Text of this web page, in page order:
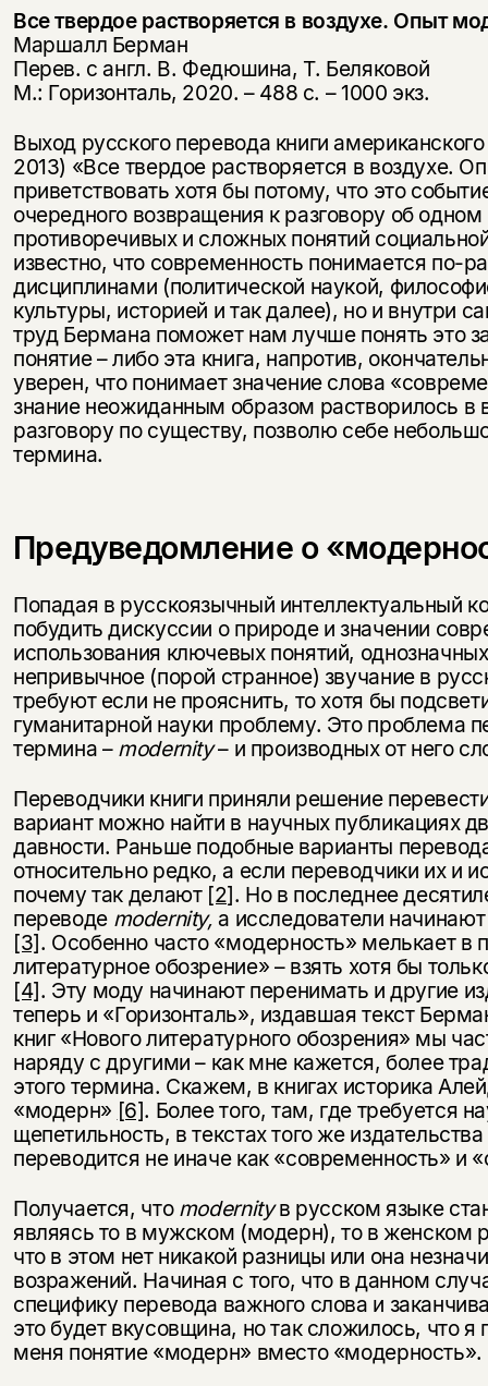
Все твердое растворяется в воздухе. Опыт
Маршалл Берман
Перев. с англ. В. Федюшина, Т. Беляковой
М.: Горизонталь, 2020. – 488 с. – 1000 экз.
Выход русского перевода книги
2013) «Все твердое растворяется в воздухе.
приветствовать хотя бы потому, что это
очередного возвращения к разговору об
противоречивых и сложных понятий
известно, что современность понимается по-
дисциплинами (политической наукой,
культуры, историей и так далее), но и внутри
труд Бермана поможет нам лучше понять это
понятие – либо эта книга, напротив,
уверен, что понимает значение слова
знание неожиданным образом растворилось в
разговору по существу, позволю себе
термина.
Предуведомление о
Попадая в русскоязычный интеллектуальный
побудить дискуссии о природе и значении
использования ключевых понятий,
непривычное (порой странное) звучание в
требуют если не прояснить, то хотя бы
гуманитарной науки проблему. Это проблема
термина – modernity– и производных от него
Переводчики книги приняли решение
вариант можно найти в научных публикациях
давности. Раньше подобные варианты
относительно редко, а если переводчики их и
почему так делают [2]. Но в последнее
переводе modernity, а исследователи начинают
[3]. Особенно часто «модерность» мелькает в
литературное обозрение» – взять хотя бы
[4]. Эту моду начинают перенимать и другие
теперь и «Горизонталь», издавшая текст
книг «Нового литературного обозрения» мы
наряду с другими – как мне кажется, более
этого термина. Скажем, в книгах историка
«модерн» [6]. Более того, там, где требуется
щепетильность, в текстах того же издательства
переводится не иначе как «современность» и
Получается, что modernityв русском языке
являясь то в мужском (модерн), то в женском
что в этом нет никакой разницы или она
возражений. Начиная с того, что в данном
специфику перевода важного слова и
это будет вкусовщина, но так сложилось, что
меня понятие «модерн» вместо «модерность».